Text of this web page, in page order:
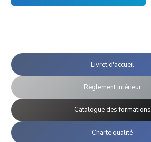
Livret d'accueil
Règlement intérieur
Catalogue des formations
Charte qualité